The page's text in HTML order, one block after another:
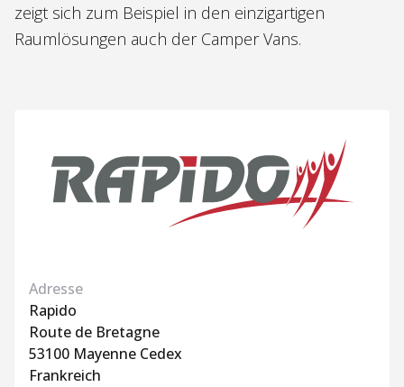
zeigt sich zum Beispiel in den einzigartigen
Raumlösungen auch der Camper Vans.
Adresse
Rapido
Route de Bretagne
53100 Mayenne Cedex
Frankreich